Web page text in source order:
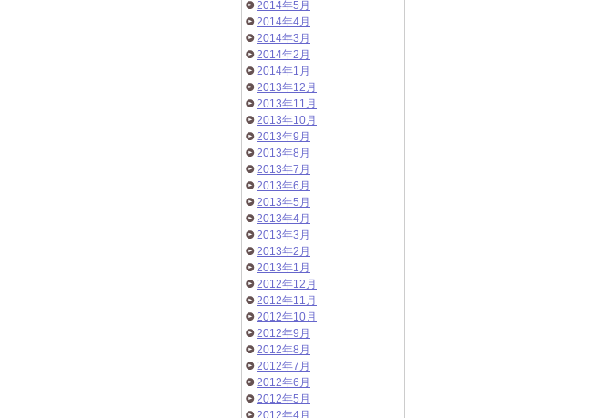
2014年5月
2014年4月
2014年3月
2014年2月
2014年1月
2013年12月
2013年11月
2013年10月
2013年9月
2013年8月
2013年7月
2013年6月
2013年5月
2013年4月
2013年3月
2013年2月
2013年1月
2012年12月
2012年11月
2012年10月
2012年9月
2012年8月
2012年7月
2012年6月
2012年5月
2012年4月